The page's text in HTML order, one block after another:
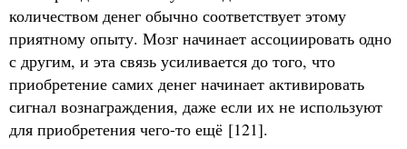
количеством денег обычно соответствует этому
приятному опыту. Мозг начинает ассоциировать одно
с другим, и эта связь усиливается до того, что
приобретение самих денег начинает активировать
сигнал вознаграждения, даже если их не используют
для приобретения чего-то ещё [121].